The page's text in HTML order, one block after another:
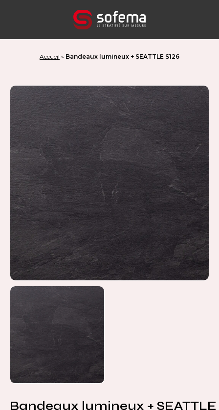
Accueil » Bandeaux lumineux + SEATTLE S126
Bandeaux lumineux + SEATTLE